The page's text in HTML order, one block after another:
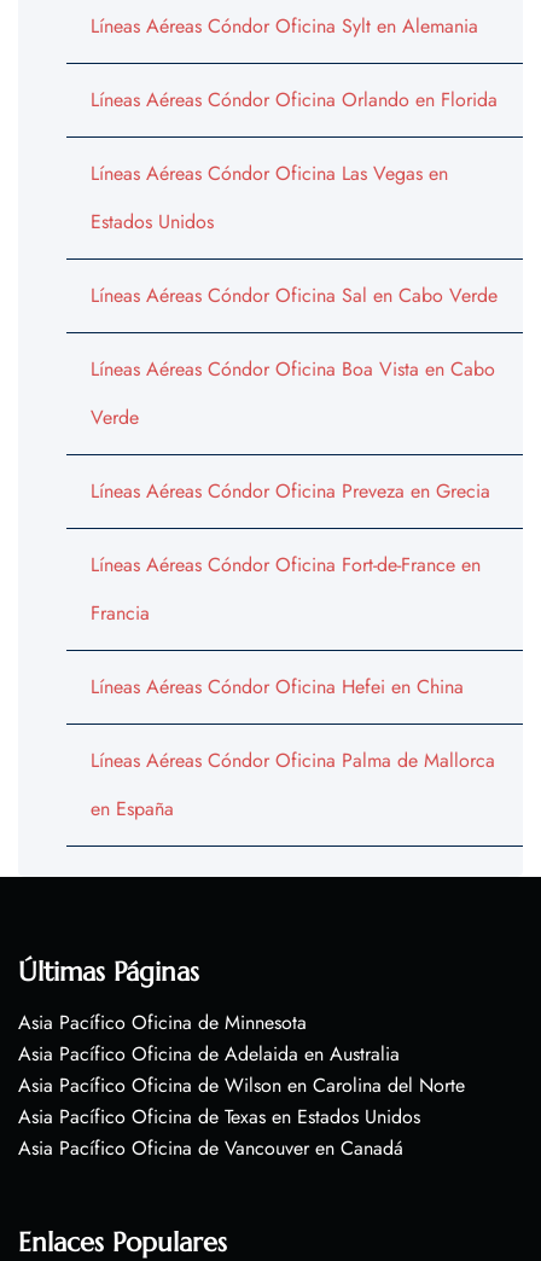
Líneas Aéreas Cóndor Oficina Sylt en Alemania
Líneas Aéreas Cóndor Oficina Orlando en Florida
Líneas Aéreas Cóndor Oficina Las Vegas en
Estados Unidos
Líneas Aéreas Cóndor Oficina Sal en Cabo Verde
Líneas Aéreas Cóndor Oficina Boa Vista en Cabo
Verde
Líneas Aéreas Cóndor Oficina Preveza en Grecia
Líneas Aéreas Cóndor Oficina Fort-de-France en
Francia
Líneas Aéreas Cóndor Oficina Hefei en China
Líneas Aéreas Cóndor Oficina Palma de Mallorca
en España
Últimas Páginas
Asia Pacífico Oficina de Minnesota
Asia Pacífico Oficina de Adelaida en Australia
Asia Pacífico Oficina de Wilson en Carolina del Norte
Asia Pacífico Oficina de Texas en Estados Unidos
Asia Pacífico Oficina de Vancouver en Canadá
Enlaces Populares